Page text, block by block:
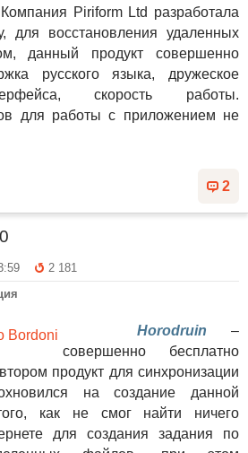
Piriform Ltd разработала
для восстановления удаленных
данный продукт совершенно
русского языка, дружеское
скорость работы.
для работы с приложением не
2
2 181
Horodruin –
совершенно бесплатно
продукт для синхронизации
на создание данной
как не смог найти ничего
для создания задания по